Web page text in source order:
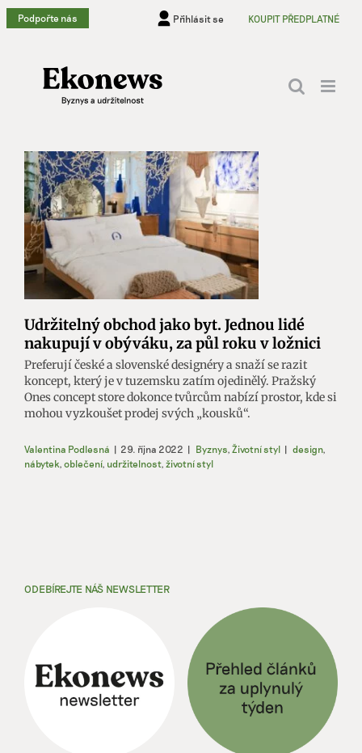
Přeskočit
na
Podpořte nás Přihlásit se KOUPIT PŘEDPLATNÉ
Udržitelný obchod jako byt. Jednou lidé
nakupují v obýváku, za půl roku v ložnici
Preferují české a slovenské designéry a snaží se razit
koncept, který je v tuzemsku zatím ojedinělý. Pražský
Ones concept store dokonce tvůrcům nabízí prostor, kde si
mohou vyzkoušet prodej svých „kousků“.
Valentina Podlesná | 29. října 2022 | Byznys, Životní styl | design,
nábytek, oblečení, udržitelnost, životní styl
ODEBÍREJTE NÁŠ NEWSLETTER